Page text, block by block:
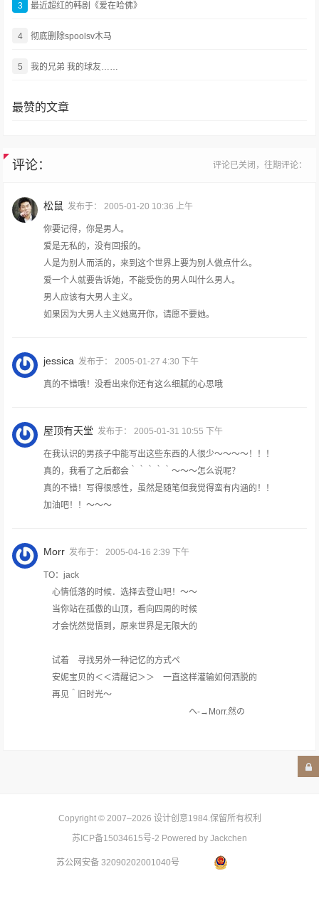
3 最近超红的韩剧《爱在哈佛》
4 彻底删除spoolsv木马
5 我的兄弟 我的球友……
最赞的文章
评论： 评论已关闭，往期评论：
松鼠 发布于：2005-01-20 10:36 上午
你要记得，你是男人。
爱是无私的，没有回报的。
人是为别人而活的，来到这个世界上要为别人做点什么。
爱一个人就要告诉她，不能受伤的男人叫什么男人。
男人应该有大男人主义。
如果因为大男人主义她离开你，请愿不要她。
jessica 发布于：2005-01-27 4:30 下午
真的不错哦！没看出来你还有这么细腻的心思哦
屋顶有天堂 发布于：2005-01-31 10:55 下午
在我认识的男孩子中能写出这些东西的人很少～～～～！！！
真的，我看了之后都会｀｀｀｀｀～～～怎么说呢？
真的不错！写得很感性，虽然是随笔但我觉得蛮有内涵的！！
加油吧！！～～～
Morr 发布于：2005-04-16 2:39 下午
TO：jack
心情低落的时候．选择去登山吧！～～
当你站在孤傲的山顶，看向四周的时候
才会恍然觉悟到，原来世界是无限大的
试着 寻找另外一种记忆的方式ペ
安妮宝贝的＜＜清醒记＞＞ 一直这样灌输如何洒脱的
再见＾旧时光～
ヘ-→Morr.然の
Copyright © 2007–2026 设计创意1984.保留所有权利
苏ICP备15034615号-2 Powered by Jackchen
苏公网安备 32090202001040号